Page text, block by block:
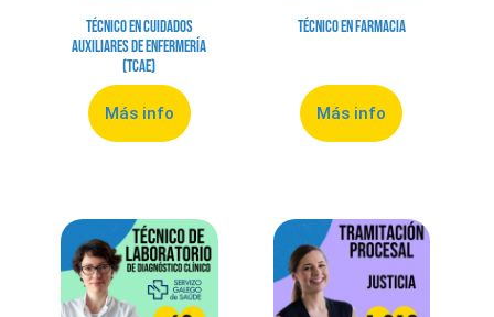
Técnico en Cuidados
Auxiliares de Enfermería
(TCAE)
Más info
Técnico en Farmacia
Más info